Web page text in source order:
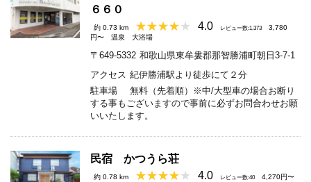
６６０
約 0.73 km 4.0 レビュー数:1,373
3,780
円〜
温泉 大浴場
〒649-5332 和歌山県東牟婁郡那智勝浦町朝日3-7-1
アクセス 紀伊勝浦駅より徒歩にて２分
駐車場
無料（先着順）※中/大型車の場合お断り
する事もございますので事前に必ずお問合わせお願
いいたします。
民宿 かつうら荘
約 0.78 km 4.0 レビュー数:40
4,270円〜